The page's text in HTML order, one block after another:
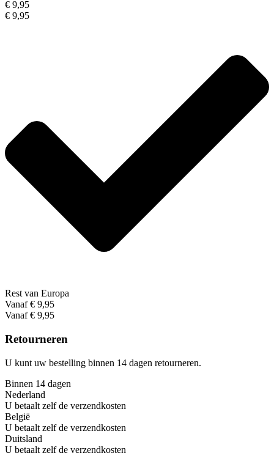
€ 9,95
€ 9,95
Rest van Europa
Vanaf € 9,95
Vanaf € 9,95
Retourneren
U kunt uw bestelling binnen 14 dagen retourneren.
Binnen 14 dagen
Nederland
U betaalt zelf de verzendkosten
België
U betaalt zelf de verzendkosten
Duitsland
U betaalt zelf de verzendkosten